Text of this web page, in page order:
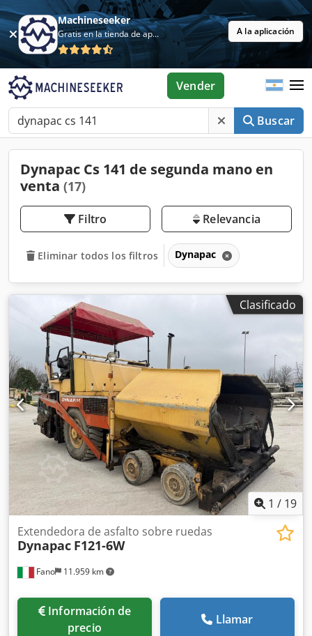
Machineseeker
Gratis en la tienda de aplicaciones A la aplicación
Buscar
Vender
Dynapac Cs 141 de segunda mano en
venta (17)
Filtro Relevancia
Eliminar todos los filtros Dynapac
Clasificado
1 / 19
Fano 11.959 km
Extendedora de asfalto sobre ruedas
Dynapac F121-6W
Información de
precio
Llamar